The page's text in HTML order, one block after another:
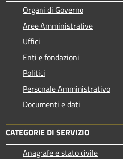
Organi di Governo
Aree Amministrative
Uffici
Enti e fondazioni
Politici
Personale Amministrativo
Documenti e dati
CATEGORIE DI SERVIZIO
Anagrafe e stato civile